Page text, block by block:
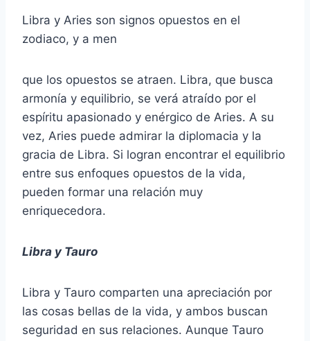
Libra y Aries son signos opuestos en el
zodiaco, y a men
que los opuestos se atraen. Libra, que busca
armonía y equilibrio, se verá atraído por el
espíritu apasionado y enérgico de Aries. A su
vez, Aries puede admirar la diplomacia y la
gracia de Libra. Si logran encontrar el equilibrio
entre sus enfoques opuestos de la vida,
pueden formar una relación muy
enriquecedora.
Libra y Tauro
Libra y Tauro comparten una apreciación por
las cosas bellas de la vida, y ambos buscan
seguridad en sus relaciones. Aunque Tauro